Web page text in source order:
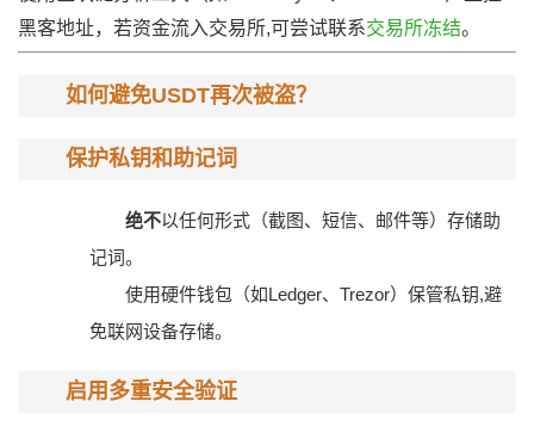
黑客地址，若资金流入交易所,可尝试联系交易所冻结。
如何避免USDT再次被盗？
保护私钥和助记词
绝不以任何形式（截图、短信、邮件等）存储助
记词。
使用硬件钱包（如Ledger、Trezor）保管私钥,避
免联网设备存储。
启用多重安全验证